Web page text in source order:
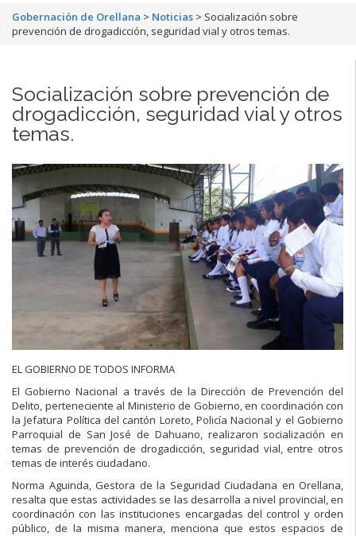
Gobernación de Orellana > Noticias > Socialización sobre
prevención de drogadicción, seguridad vial y otros temas.
Socialización sobre prevención de
drogadicción, seguridad vial y otros
temas.
EL GOBIERNO DE TODOS INFORMA
El Gobierno Nacional a través de la Dirección de Prevención del
Delito, perteneciente al Ministerio de Gobierno, en coordinación con
la Jefatura Política del cantón Loreto, Policía Nacional y el Gobierno
Parroquial de San José de Dahuano, realizaron socialización en
temas de prevención de drogadicción, seguridad vial, entre otros
temas de interés ciudadano.
Norma Aguinda, Gestora de la Seguridad Ciudadana en Orellana,
resalta que estas actividades se las desarrolla a nivel provincial, en
coordinación con las instituciones encargadas del control y orden
público, de la misma manera, menciona que estos espacios de